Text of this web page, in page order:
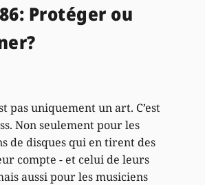
Protéger ou
pas uniquement un art. C’est
Non seulement pour les
de disques qui en tirent des
compte - et celui de leurs
aussi pour les musiciens